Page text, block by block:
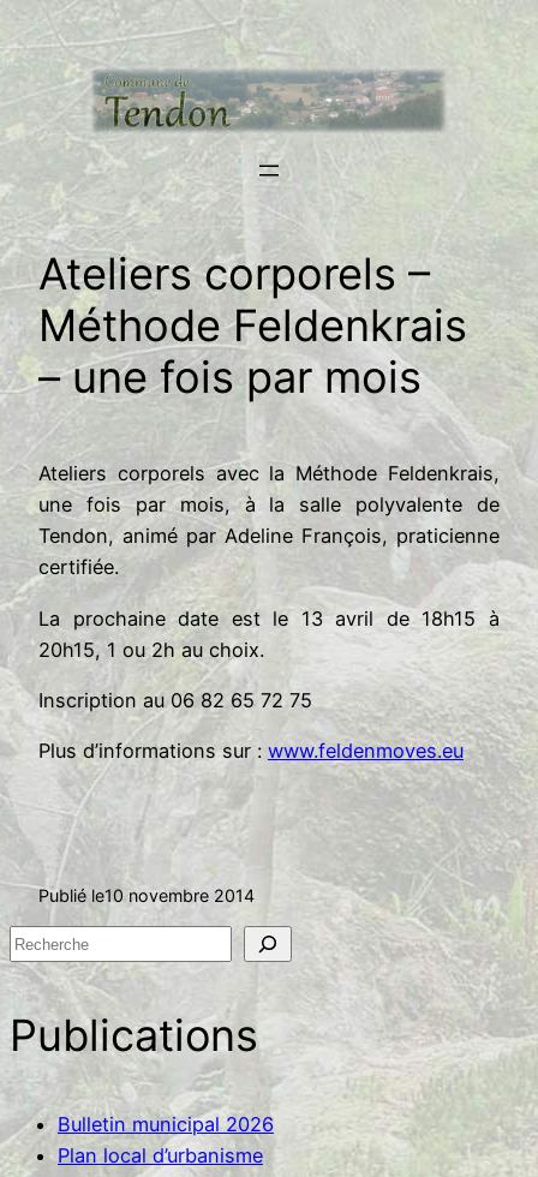
Aller
au
contenu
Ateliers corporels –
Méthode Feldenkrais
– une fois par mois
Ateliers corporels avec la Méthode Feldenkrais,
une fois par mois, à la salle polyvalente de
Tendon, animé par Adeline François, praticienne
certifiée.
La prochaine date est le 13 avril de 18h15 à
20h15, 1 ou 2h au choix.
Inscription au 06 82 65 72 75
Plus d’informations sur : www.feldenmoves.eu
Publié le10 novembre 2014
R
e
h
c
h
Publications
Bulletin municipal 2026
Plan local d’urbanisme